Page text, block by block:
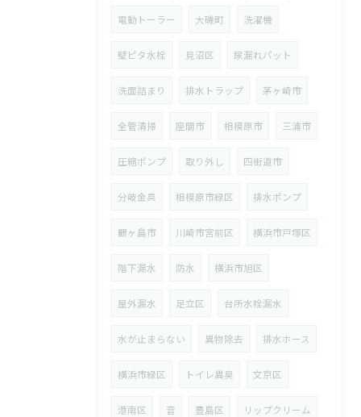
電動トーラー 大磯町 洗濯機
壁ピタ水栓 見沼区 尿漏れパット
洗面詰まり 排水トラップ 茅ヶ崎市
全管清掃 座間市 相模原市 三浦市
圧縮ポンプ 取り外し 四街道市
分岐金具 相模原市緑区 排水ポンプ
鶴ヶ島市 川崎市宮前区 横浜市戸塚区
階下漏水 防水 横浜市旭区
屋外漏水 足立区 台所水栓漏水
水が止まらない 異物除去 排水ホース
横浜市緑区 トイレ異臭 文京区
港南区 音 豊島区 リップクリーム